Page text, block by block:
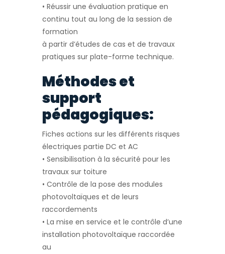
• Réussir une évaluation pratique en
continu tout au long de la session de
formation
à partir d’études de cas et de travaux
pratiques sur plate-forme technique.
Méthodes et
support
pédagogiques:
Fiches actions sur les différents risques
électriques partie DC et AC
• Sensibilisation à la sécurité pour les
travaux sur toiture
• Contrôle de la pose des modules
photovoltaïques et de leurs
raccordements
• La mise en service et le contrôle d’une
installation photovoltaïque raccordée
au